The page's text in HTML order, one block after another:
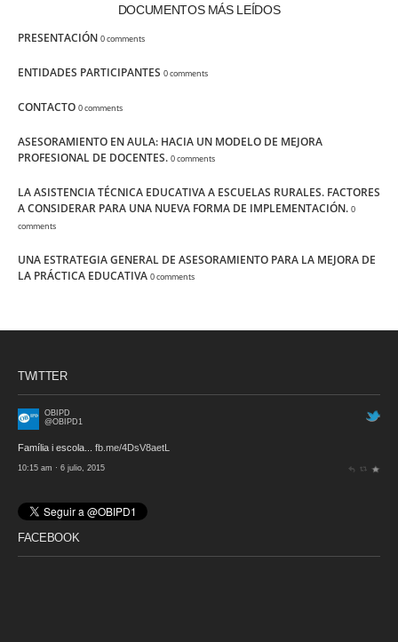
DOCUMENTOS MÁS LEÍDOS
PRESENTACIÓN 0 comments
ENTIDADES PARTICIPANTES 0 comments
CONTACTO 0 comments
ASESORAMIENTO EN AULA: HACIA UN MODELO DE MEJORA
PROFESIONAL DE DOCENTES. 0 comments
LA ASISTENCIA TÉCNICA EDUCATIVA A ESCUELAS RURALES. FACTORES
A CONSIDERAR PARA UNA NUEVA FORMA DE IMPLEMENTACIÓN. 0
comments
UNA ESTRATEGIA GENERAL DE ASESORAMIENTO PARA LA MEJORA DE
LA PRÁCTICA EDUCATIVA 0 comments
TWITTER
OBIPD
@OBIPD1
Família i escola... fb.me/4DsV8aetL
10:15 am · 6 julio, 2015
FACEBOOK